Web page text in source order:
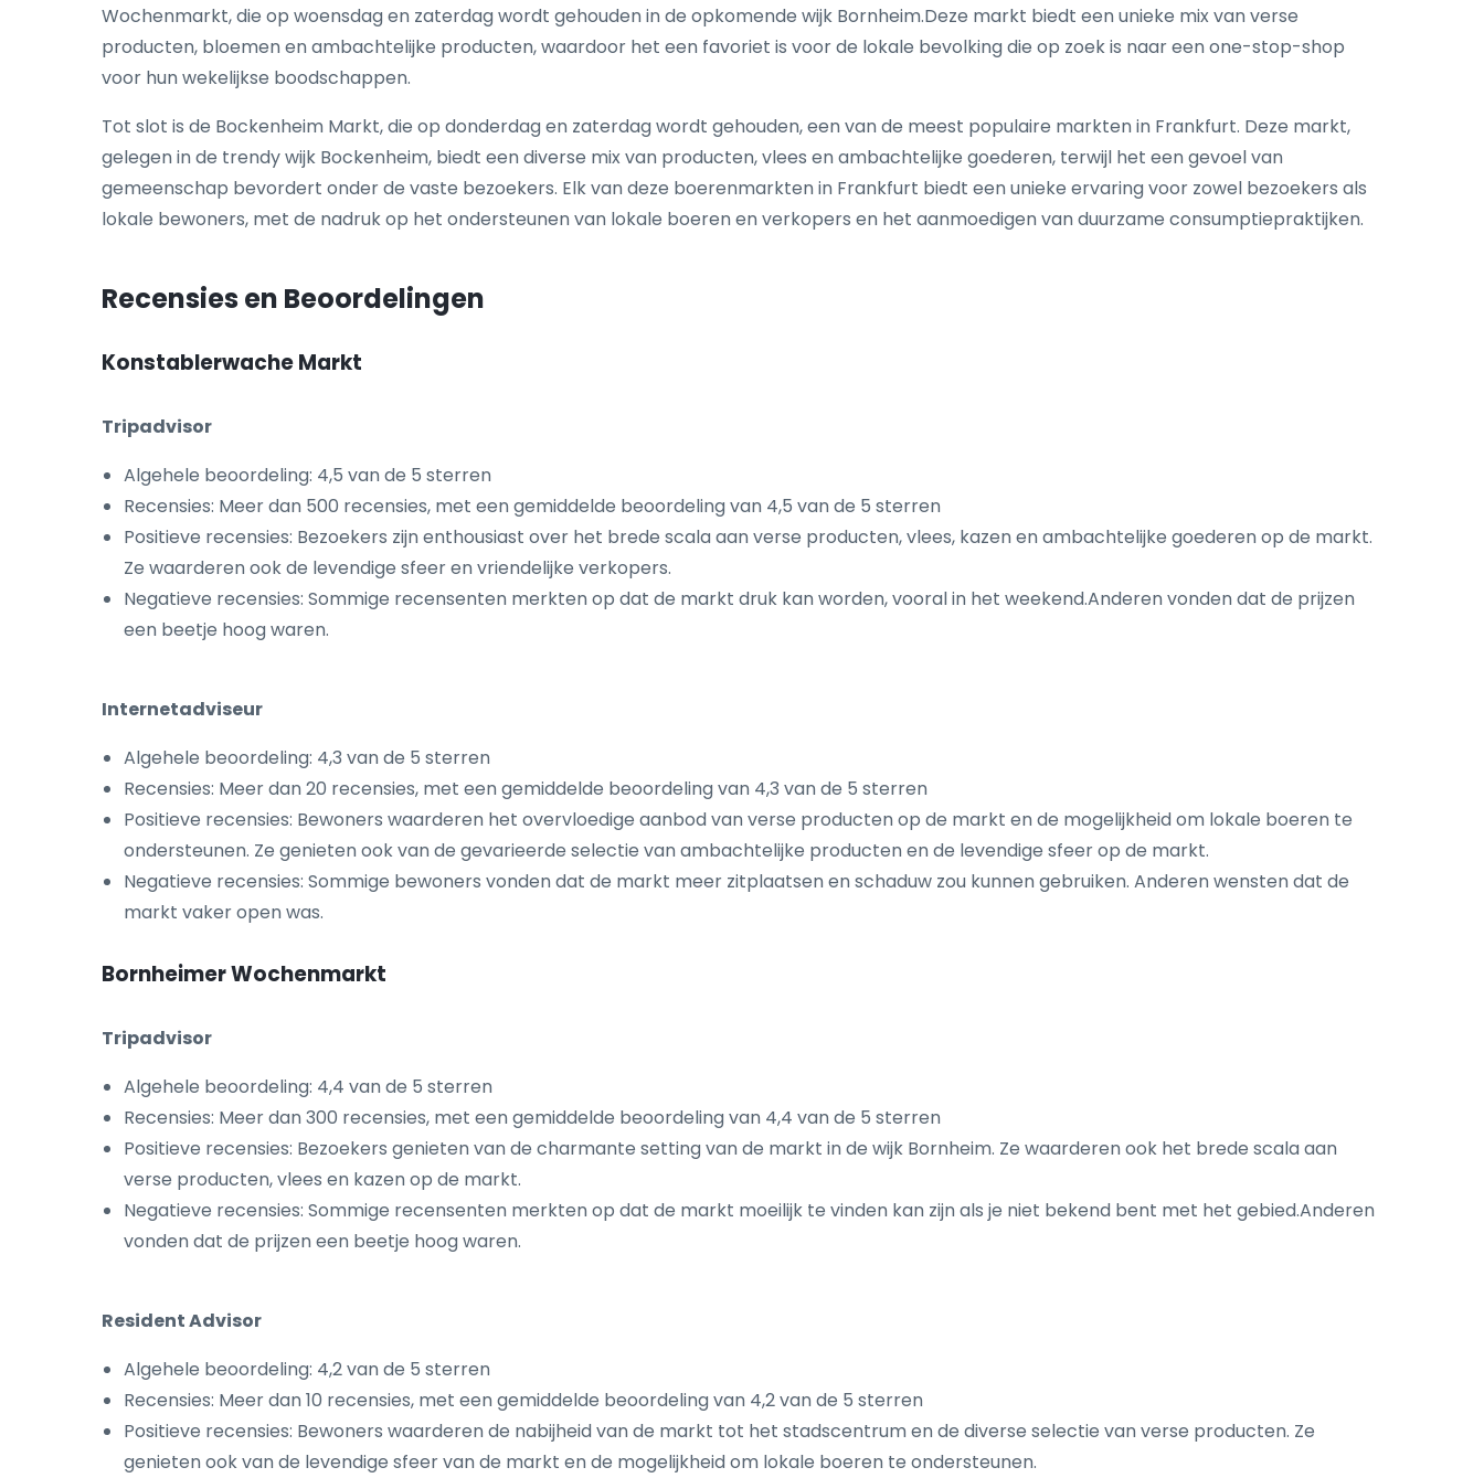
Wochenmarkt, die op woensdag en zaterdag wordt gehouden in de opkomende wijk Bornheim.Deze markt biedt een unieke mix van verse
producten, bloemen en ambachtelijke producten, waardoor het een favoriet is voor de lokale bevolking die op zoek is naar een one-stop-shop
voor hun wekelijkse boodschappen.
Tot slot is de Bockenheim Markt, die op donderdag en zaterdag wordt gehouden, een van de meest populaire markten in Frankfurt. Deze markt,
gelegen in de trendy wijk Bockenheim, biedt een diverse mix van producten, vlees en ambachtelijke goederen, terwijl het een gevoel van
gemeenschap bevordert onder de vaste bezoekers. Elk van deze boerenmarkten in Frankfurt biedt een unieke ervaring voor zowel bezoekers als
lokale bewoners, met de nadruk op het ondersteunen van lokale boeren en verkopers en het aanmoedigen van duurzame consumptiepraktijken.
Recensies en Beoordelingen
Konstablerwache Markt
Tripadvisor
Algehele beoordeling: 4,5 van de 5 sterren
Recensies: Meer dan 500 recensies, met een gemiddelde beoordeling van 4,5 van de 5 sterren
Positieve recensies: Bezoekers zijn enthousiast over het brede scala aan verse producten, vlees, kazen en ambachtelijke goederen op de markt.
Ze waarderen ook de levendige sfeer en vriendelijke verkopers.
Negatieve recensies: Sommige recensenten merkten op dat de markt druk kan worden, vooral in het weekend.Anderen vonden dat de prijzen
een beetje hoog waren.
Internetadviseur
Algehele beoordeling: 4,3 van de 5 sterren
Recensies: Meer dan 20 recensies, met een gemiddelde beoordeling van 4,3 van de 5 sterren
Positieve recensies: Bewoners waarderen het overvloedige aanbod van verse producten op de markt en de mogelijkheid om lokale boeren te
ondersteunen. Ze genieten ook van de gevarieerde selectie van ambachtelijke producten en de levendige sfeer op de markt.
Negatieve recensies: Sommige bewoners vonden dat de markt meer zitplaatsen en schaduw zou kunnen gebruiken. Anderen wensten dat de
markt vaker open was.
Bornheimer Wochenmarkt
Tripadvisor
Algehele beoordeling: 4,4 van de 5 sterren
Recensies: Meer dan 300 recensies, met een gemiddelde beoordeling van 4,4 van de 5 sterren
Positieve recensies: Bezoekers genieten van de charmante setting van de markt in de wijk Bornheim. Ze waarderen ook het brede scala aan
verse producten, vlees en kazen op de markt.
Negatieve recensies: Sommige recensenten merkten op dat de markt moeilijk te vinden kan zijn als je niet bekend bent met het gebied.Anderen
vonden dat de prijzen een beetje hoog waren.
Resident Advisor
Algehele beoordeling: 4,2 van de 5 sterren
Recensies: Meer dan 10 recensies, met een gemiddelde beoordeling van 4,2 van de 5 sterren
Positieve recensies: Bewoners waarderen de nabijheid van de markt tot het stadscentrum en de diverse selectie van verse producten. Ze
genieten ook van de levendige sfeer van de markt en de mogelijkheid om lokale boeren te ondersteunen.